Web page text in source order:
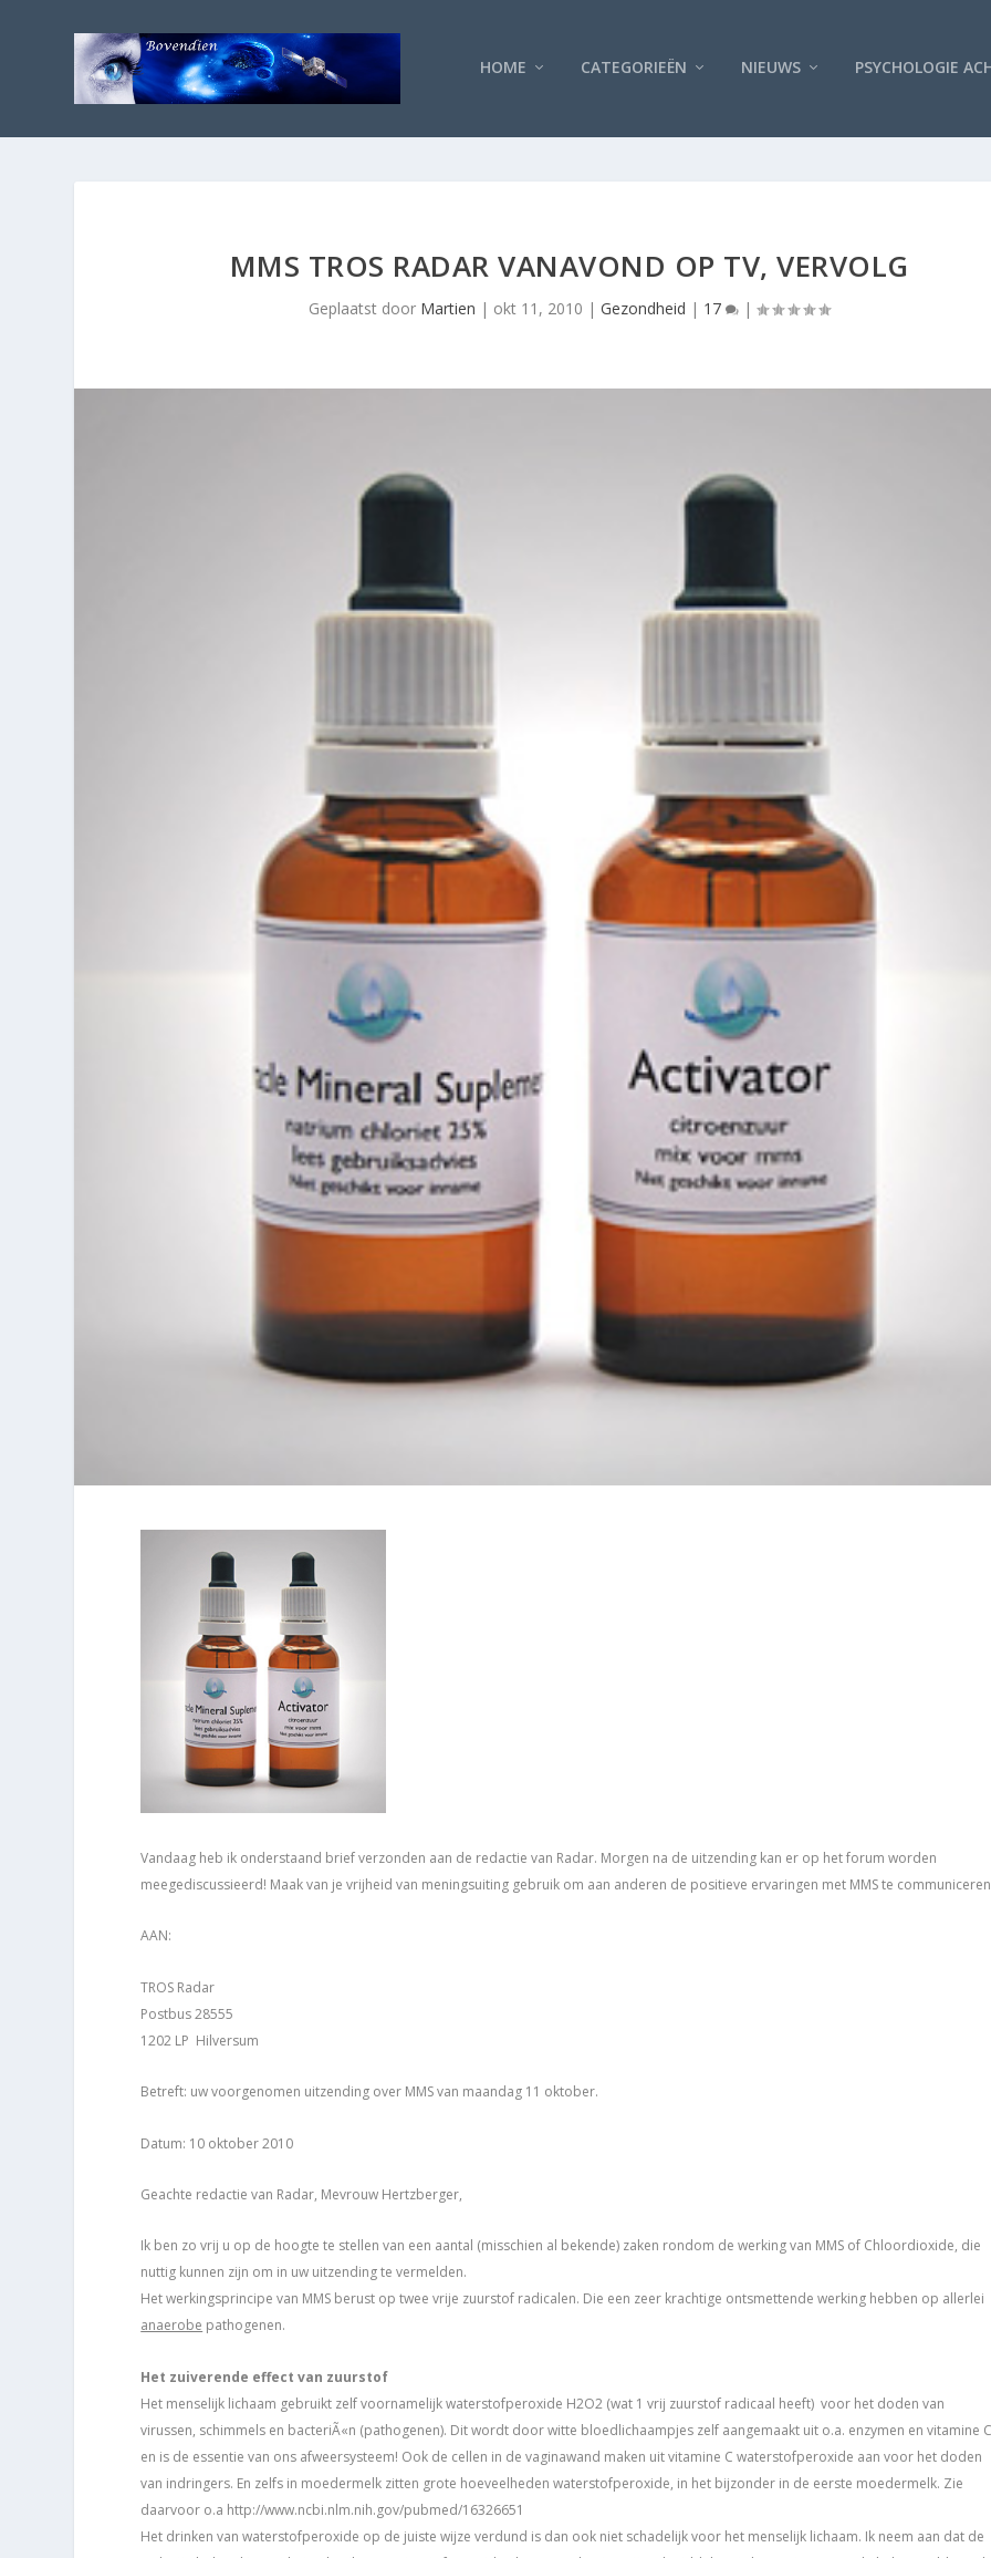
HOME CATEGORIEËN NIEUWS PSYCHOLOGIE
MMS TROS RADAR VANAVOND OP TV, VERVOLG
Geplaatst door Martien | okt 11, 2010 |Gezondheid | 17 |
Vandaag heb ik onderstaand brief verzonden aan de redactie van Radar. Morgen na de uitzending kan er op het forum worden
meegediscussieerd! Maak van je vrijheid van meningsuiting gebruik om aan anderen de positieve ervaringen met MMS te
AAN:
TROS Radar
Postbus 28555
1202 LP Hilversum
Betreft: uw voorgenomen uitzending over MMS van maandag 11 oktober.
Datum: 10 oktober 2010
Geachte redactie van Radar, Mevrouw Hertzberger,
Ik ben zo vrij u op de hoogte te stellen van een aantal (misschien al bekende) zaken rondom de werking van MMS of Chloordioxide, die
nuttig kunnen zijn om in uw uitzending te vermelden.
Het werkingsprincipe van MMS berust op twee vrije zuurstof radicalen. Die een zeer krachtige ontsmettende werking hebben op allerlei
anaerobe pathogenen.
Het zuiverende effect van zuurstof
Het menselijk lichaam gebruikt zelf voornamelijk waterstofperoxide H2O2 (wat 1 vrij zuurstof radicaal heeft) voor het doden van
virussen, schimmels en bacteriÃ«n (pathogenen). Dit wordt door witte bloedlichaampjes zelf aangemaakt uit o.a. enzymen en vitamine
en is de essentie van ons afweersysteem! Ook de cellen in de vaginawand maken uit vitamine C waterstofperoxide aan voor het doden
van indringers. En zelfs in moedermelk zitten grote hoeveelheden waterstofperoxide, in het bijzonder in de eerste moedermelk. Zie
daarvoor o.a http://www.ncbi.nlm.nih.gov/pubmed/16326651
Het drinken van waterstofperoxide op de juiste wijze verdund is dan ook niet schadelijk voor het menselijk lichaam. Ik neem aan dat de